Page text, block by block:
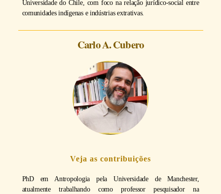
Universidade do Chile, com foco na relação jurídico-social entre
comunidades indígenas e indústrias extrativas.
Carlo A. Cubero
Veja as contribuições
PhD em Antropologia pela Universidade de Manchester,
atualmente trabalhando como professor pesquisador na